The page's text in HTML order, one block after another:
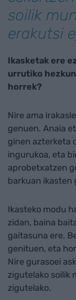
soilik
erakutsi
Ikasketak ere
urrutiko
horrek?
Nire ama
genuen. Anaia
ginen azterketa
ingurukoa, eta
aprobetxatzen
barkuan ikasten
Ikasteko modu
zidan, baina
gaitasuna ere.
genituen, eta
Nire gurasoei
zigutelako soilik
zigutelako.